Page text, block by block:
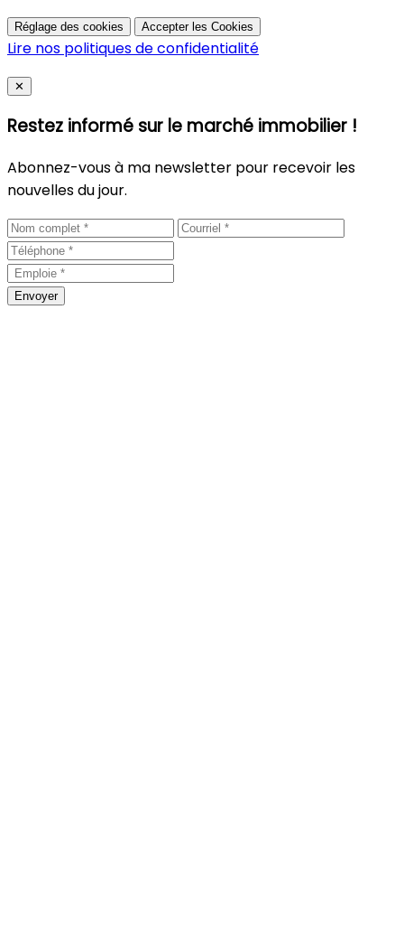
Réglage des cookies Accepter les Cookies
Lire nos politiques de confidentialité
Close
✕
Restez informé sur le marché immobilier !
Abonnez-vous à ma newsletter pour recevoir les
nouvelles du jour.
Envoyer